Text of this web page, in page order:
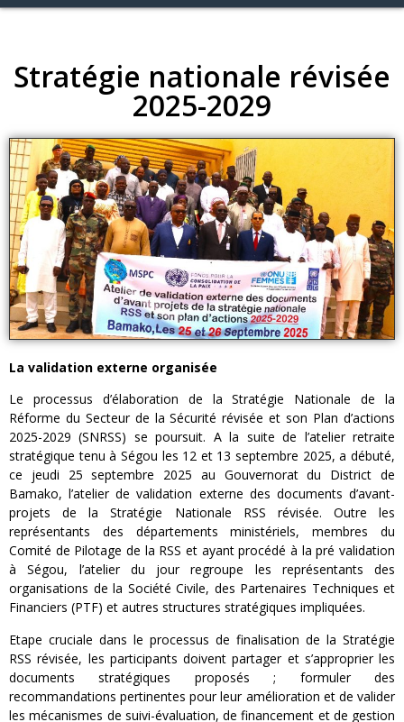
Stratégie nationale révisée
2025-2029
La validation externe organisée
Le processus d’élaboration de la Stratégie Nationale de la
Réforme du Secteur de la Sécurité révisée et son Plan d’actions
2025-2029 (SNRSS) se poursuit. A la suite de l’atelier retraite
stratégique tenu à Ségou les 12 et 13 septembre 2025, a débuté,
ce jeudi 25 septembre 2025 au Gouvernorat du District de
Bamako, l’atelier de validation externe des documents d’avant-
projets de la Stratégie Nationale RSS révisée. Outre les
représentants des départements ministériels, membres du
Comité de Pilotage de la RSS et ayant procédé à la pré validation
à Ségou, l’atelier du jour regroupe les représentants des
organisations de la Société Civile, des Partenaires Techniques et
Financiers (PTF) et autres structures stratégiques impliquées.
Etape cruciale dans le processus de finalisation de la Stratégie
RSS révisée, les participants doivent partager et s’approprier les
documents stratégiques proposés ; formuler des
recommandations pertinentes pour leur amélioration et de valider
les mécanismes de suivi-évaluation, de financement et de gestion